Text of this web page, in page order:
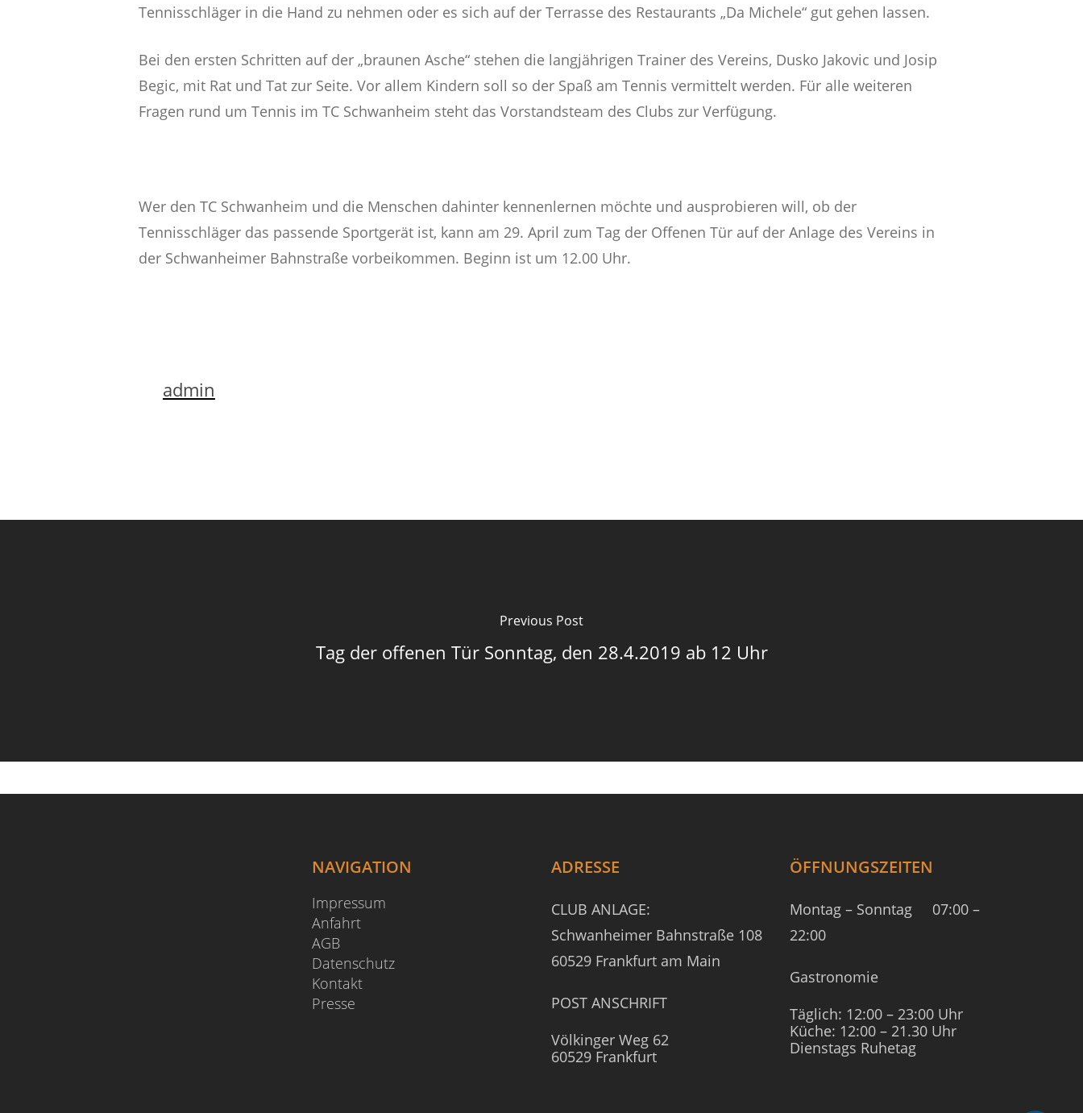
Tennisschläger in die Hand zu nehmen oder es sich auf der Terrasse des Restaurants „Da Michele“ gut gehen lassen.
Bei den ersten Schritten auf der „braunen Asche“ stehen die langjährigen Trainer des Vereins, Dusko Jakovic und Josip
Begic, mit Rat und Tat zur Seite. Vor allem Kindern soll so der Spaß am Tennis vermittelt werden. Für alle weiteren
Fragen rund um Tennis im TC Schwanheim steht das Vorstandsteam des Clubs zur Verfügung.
Wer den TC Schwanheim und die Menschen dahinter kennenlernen möchte und ausprobieren will, ob der
Tennisschläger das passende Sportgerät ist, kann am 29. April zum Tag der Offenen Tür auf der Anlage des Vereins in
der Schwanheimer Bahnstraße vorbeikommen. Beginn ist um 12.00 Uhr.
admin
Previous Post
Tag der offenen Tür Sonntag, den 28.4.2019 ab 12 Uhr
NAVIGATION
Impressum
Anfahrt
AGB
Datenschutz
Kontakt
Presse
ADRESSE
CLUB ANLAGE:
Schwanheimer Bahnstraße 108
60529 Frankfurt am Main
POST ANSCHRIFT
Völkinger Weg 62
60529 Frankfurt
ÖFFNUNGSZEITEN
Montag – Sonntag 07:00 –
22:00
Gastronomie
Täglich: 12:00 – 23:00 Uhr
Küche: 12:00 – 21.30 Uhr
Dienstags Ruhetag